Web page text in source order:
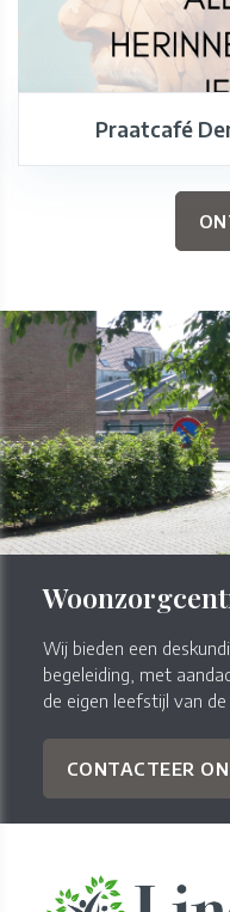
Praatcafé
Wij bieden een
begeleiding, met
de eigen leefstijl van
CONTACTEER